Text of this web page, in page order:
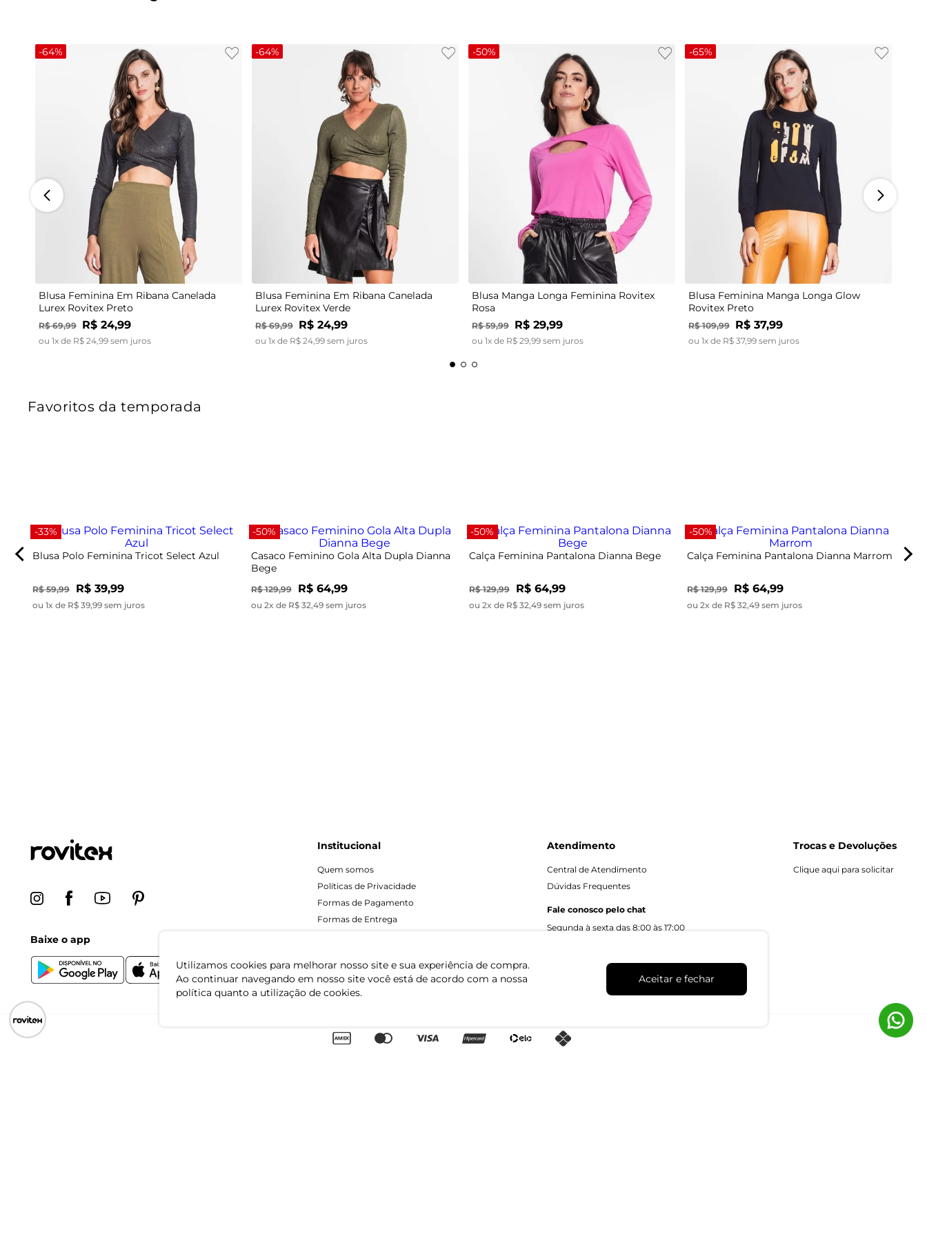
Utilizamos cookies para melhorar nosso site e sua experiência de compra.
Ao continuar navegando em nosso site você está de acordo com a nossa
política quanto a utilização de cookies.
Aceitar e fechar
-64%
Blusa Feminina Em Ribana Canelada
Lurex Rovitex Preto
R$ 69,99 R$ 24,99
ou 1x de R$ 24 99 sem juros
-64%
Blusa Feminina Em Ribana Canelada
Lurex Rovitex Verde
R$ 69,99 R$ 24,99
ou 1x de R$ 24 99 sem juros
-50%
P M G GG
Blusa Manga Longa Feminina Rovitex
Rosa
R$ 59,99 R$ 29,99
ou 1x de R$ 29 99 sem juros
-65%
G
Blusa Feminina Manga Longa Glow
Rovitex Preto
R$ 109,99 R$ 37,99
ou 1x de R$ 37,99 sem juros
Favoritos da temporada
-33%
Blusa Polo Feminina Tricot Select Azul
R$ 59,99 R$ 39,99
ou 1x de R$ 39,99 sem juros
-50%
Casaco Feminino Gola Alta Dupla Dianna
Bege
R$ 129,99 R$ 64,99
ou 2x de R$ 32,49 sem juros
-50%
Calça Feminina Pantalona Dianna Bege
R$ 129,99 R$ 64,99
ou 2x de R$ 32,49 sem juros
-50%
Calça Feminina Pantalona Dianna Marrom
R$ 129,99 R$ 64,99
ou 2x de R$ 32,49 sem juros
Baixe o app
Institucional
Quem somos
Políticas de Privacidade
Formas de Pagamento
Formas de Entrega
Canal de Denúncias | Ética
Igualdade Salarial
Atendimento
Central de Atendimento
Dúvidas Frequentes
Fale conosco pelo chat
Segunda à sexta das 8:00 às 17:00
Trocas e Devoluções
Clique aqui para solicitar